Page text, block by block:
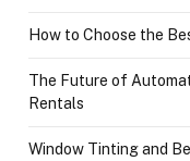
How to Choose the
The Future of
Rentals
Window Tinting and